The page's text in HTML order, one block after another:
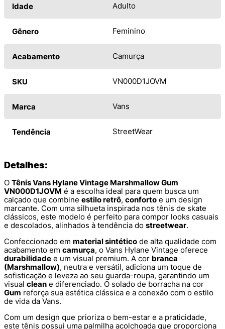
Idade Adulto
Gênero Feminino
Acabamento Camurça
SKU VN000D1JOVM
Marca Vans
Tendência StreetWear
Detalhes:
O Tênis Vans Hylane Vintage Marshmallow Gum
VN000D1JOVM é a escolha ideal para quem busca um
calçado que combine estilo retrô, conforto e um design
marcante. Com uma silhueta inspirada nos tênis de skate
clássicos, este modelo é perfeito para compor looks casuais
e descolados, alinhados à tendência do streetwear.
Confeccionado em material sintético de alta qualidade com
acabamento em camurça, o Vans Hylane Vintage oferece
durabilidade e um visual premium. A cor branca
(Marshmallow), neutra e versátil, adiciona um toque de
sofisticação e leveza ao seu guarda-roupa, garantindo um
visual clean e diferenciado. O solado de borracha na cor
Gum reforça sua estética clássica e a conexão com o estilo
de vida da Vans.
Com um design que prioriza o bem-estar e a praticidade,
este tênis possui uma palmilha acolchoada que proporciona